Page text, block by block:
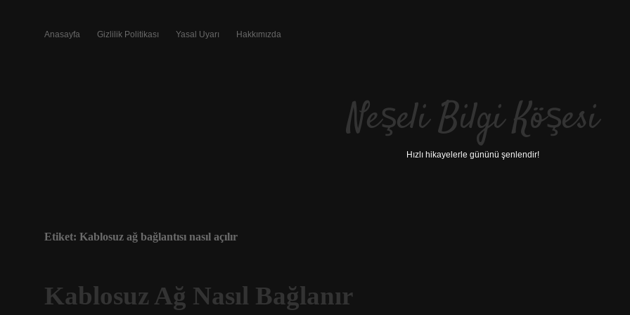
Anasayfa Gizlilik Politikası Yasal Uyarı Hakkımızda
Neşeli Bilgi Köşesi
Hızlı hikayelerle gününü şenlendir!
Etiket: Kablosuz ağ bağlantısı nasıl açılır
Kablosuz Ağ Nasıl Bağlanır